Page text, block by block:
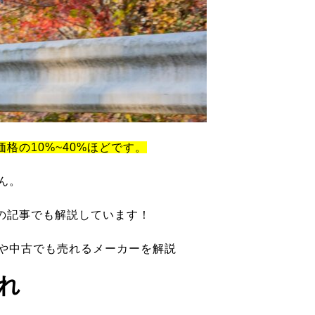
格の10%~40%ほどです。
。
事でも解説しています！
中古でも売れるメーカーを解説